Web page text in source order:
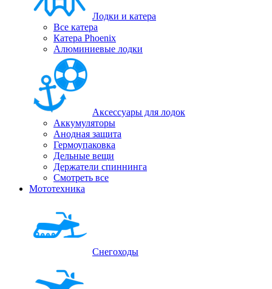
Лодки и катера
Все катера
Катера Phoenix
Алюминиевые лодки
Аксессуары для лодок
Аккумуляторы
Анодная защита
Гермоупаковка
Дельные вещи
Держатели спиннинга
Смотреть все
Мототехника
Снегоходы